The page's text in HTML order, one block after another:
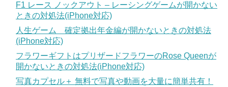
F1 レース ノックアウト – レーシングゲームが開かない
ときの対処法(iPhone対応)
人生ゲーム 確定拠出年金編が開かないときの対処法
(iPhone対応)
フラワーギフトはプリザードフラワーのRose Queenが
開かないときの対処法(iPhone対応)
写真カプセル＋ 無料で写真や動画を大量に簡単共有！